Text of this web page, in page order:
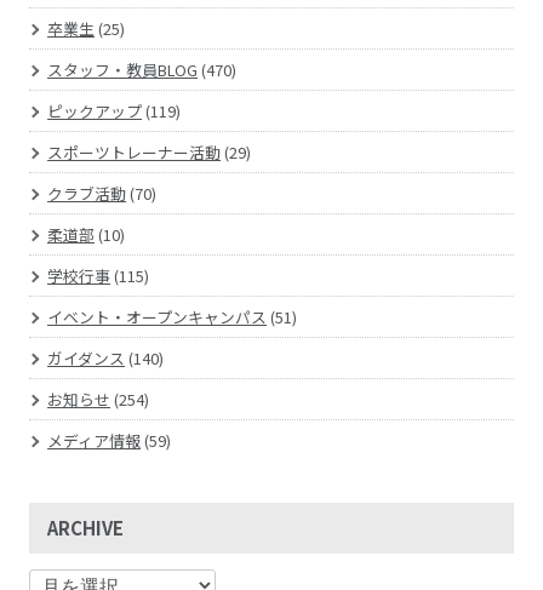
卒業生(25)
スタッフ・教員BLOG (470)
ピックアップ(119)
スポーツトレーナー活動(29)
クラブ活動(70)
柔道部 (10)
学校行事(115)
イベント・オープンキャンパス (51)
ガイダンス (140)
お知らせ (254)
メディア情報(59)
ARCHIVE